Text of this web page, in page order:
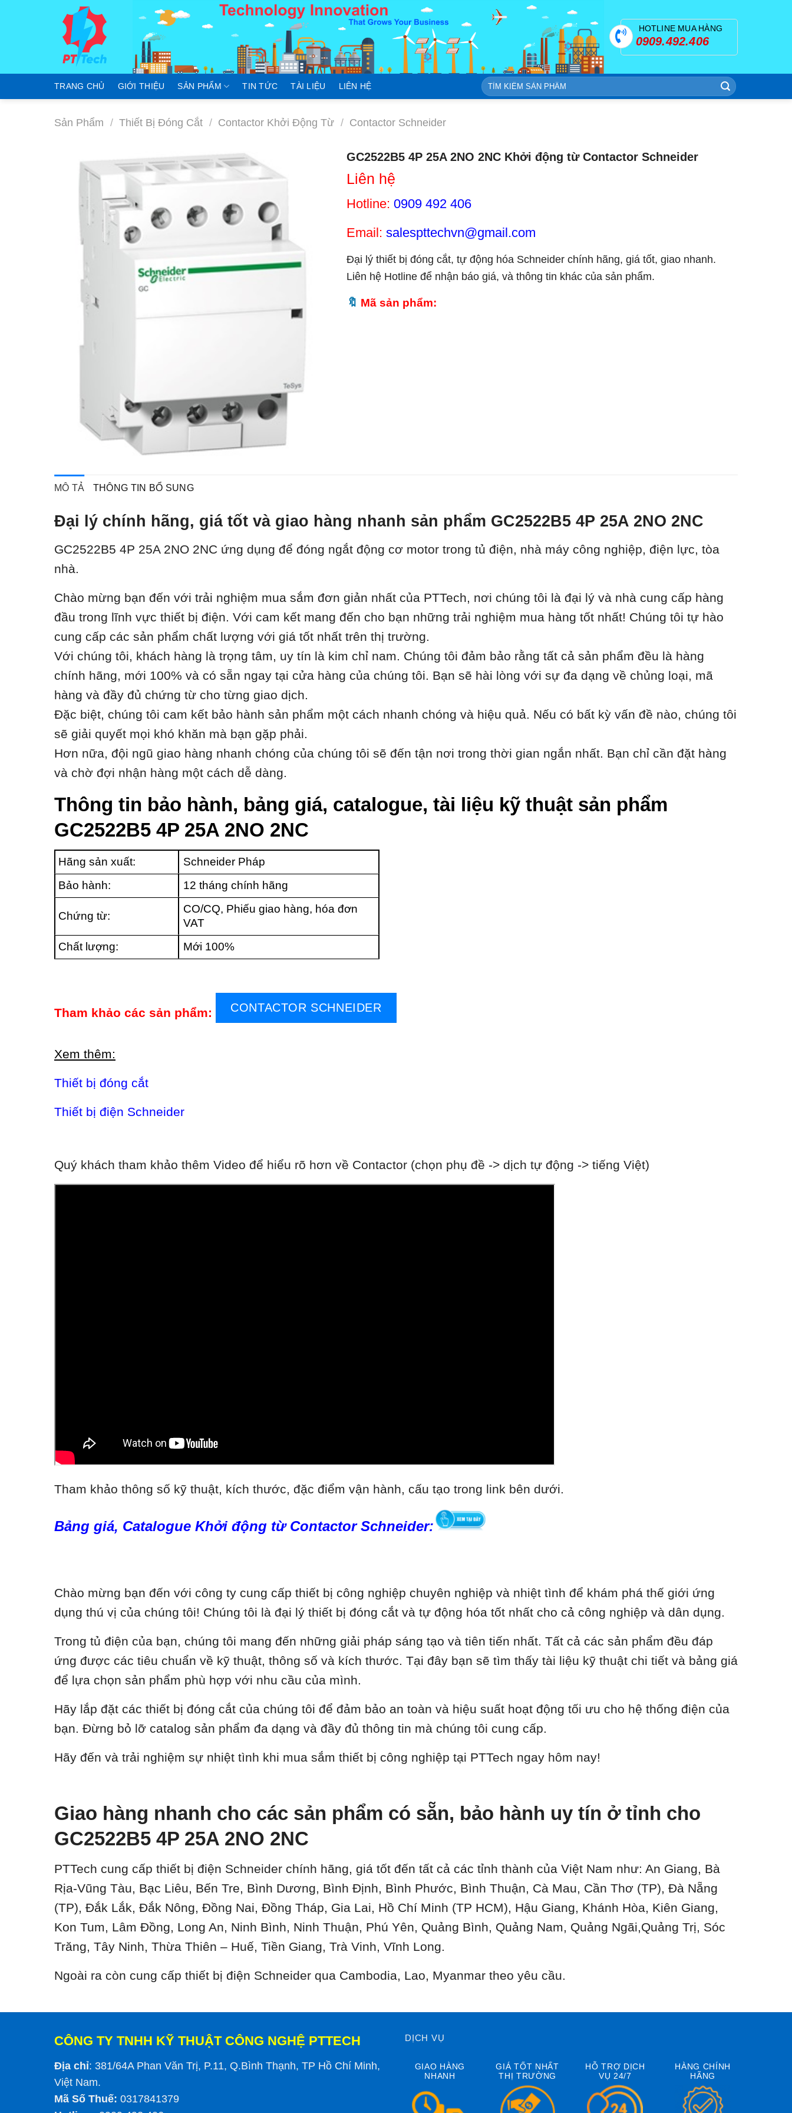
HOTLINE MUA HÀNG
0909.492.406
TRANG CHỦ GIỚI THIỆU SẢN PHẨM TIN TỨC TÀI LIỆU LIÊN HỆ
Tìm
kiếm:
Sản Phẩm / Thiết Bị Đóng Cắt / Contactor Khởi Động Từ / Contactor Schneider
GC2522B5 4P 25A 2NO 2NC Khởi động từ Contactor Schneider
Liên hệ
Hotline: 0909 492 406
Email: salespttechvn@gmail.com
Đại lý thiết bị đóng cắt, tự động hóa Schneider chính hãng, giá tốt, giao nhanh.
Liên hệ Hotline để nhận báo giá, và thông tin khác của sản phẩm.
Mã sản phẩm:
MÔ TẢ THÔNG TIN BỔ SUNG
Đại lý chính hãng, giá tốt và giao hàng nhanh sản phẩm GC2522B5 4P 25A 2NO 2NC
GC2522B5 4P 25A 2NO 2NC ứng dụng để đóng ngắt động cơ motor trong tủ điện, nhà máy công nghiệp, điện lực, tòa
nhà.
Chào mừng bạn đến với trải nghiệm mua sắm đơn giản nhất của PTTech, nơi chúng tôi là đại lý và nhà cung cấp hàng
đầu trong lĩnh vực thiết bị điện. Với cam kết mang đến cho bạn những trải nghiệm mua hàng tốt nhất! Chúng tôi tự hào
cung cấp các sản phẩm chất lượng với giá tốt nhất trên thị trường.
Với chúng tôi, khách hàng là trọng tâm, uy tín là kim chỉ nam. Chúng tôi đảm bảo rằng tất cả sản phẩm đều là hàng
chính hãng, mới 100% và có sẵn ngay tại cửa hàng của chúng tôi. Bạn sẽ hài lòng với sự đa dạng về chủng loại, mã
hàng và đầy đủ chứng từ cho từng giao dịch.
Đặc biệt, chúng tôi cam kết bảo hành sản phẩm một cách nhanh chóng và hiệu quả. Nếu có bất kỳ vấn đề nào, chúng tôi
sẽ giải quyết mọi khó khăn mà bạn gặp phải.
Hơn nữa, đội ngũ giao hàng nhanh chóng của chúng tôi sẽ đến tận nơi trong thời gian ngắn nhất. Bạn chỉ cần đặt hàng
và chờ đợi nhận hàng một cách dễ dàng.
Thông tin bảo hành, bảng giá, catalogue, tài liệu kỹ thuật sản phẩm
GC2522B5 4P 25A 2NO 2NC
Hãng sản xuất:
Schneider Pháp
Bảo hành:
12 tháng chính hãng
Chứng từ:
CO/CQ, Phiếu giao hàng, hóa đơn
VAT
Chất lượng:
Mới 100%
Tham khảo các sản phẩm: CONTACTOR SCHNEIDER
Xem thêm:
Thiết bị đóng cắt
Thiết bị điện Schneider
Quý khách tham khảo thêm Video để hiểu rõ hơn về Contactor (chọn phụ đề -> dịch tự động -> tiếng Việt)
Tham khảo thông số kỹ thuật, kích thước, đặc điểm vận hành, cấu tạo trong link bên dưới.
Bảng giá, Catalogue Khởi động từ Contactor Schneider:
Chào mừng bạn đến với công ty cung cấp thiết bị công nghiệp chuyên nghiệp và nhiệt tình để khám phá thế giới ứng
dụng thú vị của chúng tôi! Chúng tôi là đại lý thiết bị đóng cắt và tự động hóa tốt nhất cho cả công nghiệp và dân dụng.
Trong tủ điện của bạn, chúng tôi mang đến những giải pháp sáng tạo và tiên tiến nhất. Tất cả các sản phẩm đều đáp
ứng được các tiêu chuẩn về kỹ thuật, thông số và kích thước. Tại đây bạn sẽ tìm thấy tài liệu kỹ thuật chi tiết và bảng giá
để lựa chọn sản phẩm phù hợp với nhu cầu của mình.
Hãy lắp đặt các thiết bị đóng cắt của chúng tôi để đảm bảo an toàn và hiệu suất hoạt động tối ưu cho hệ thống điện của
bạn. Đừng bỏ lỡ catalog sản phẩm đa dạng và đầy đủ thông tin mà chúng tôi cung cấp.
Hãy đến và trải nghiệm sự nhiệt tình khi mua sắm thiết bị công nghiệp tại PTTech ngay hôm nay!
Giao hàng nhanh cho các sản phẩm có sẵn, bảo hành uy tín ở tỉnh cho
GC2522B5 4P 25A 2NO 2NC
PTTech cung cấp thiết bị điện Schneider chính hãng, giá tốt đến tất cả các tỉnh thành của Việt Nam như: An Giang, Bà
Rịa-Vũng Tàu, Bạc Liêu, Bến Tre, Bình Dương, Bình Định, Bình Phước, Bình Thuận, Cà Mau, Cần Thơ (TP), Đà Nẵng
(TP), Đắk Lắk, Đắk Nông, Đồng Nai, Đồng Tháp, Gia Lai, Hồ Chí Minh (TP HCM), Hậu Giang, Khánh Hòa, Kiên Giang,
Kon Tum, Lâm Đồng, Long An, Ninh Bình, Ninh Thuận, Phú Yên, Quảng Bình, Quảng Nam, Quảng Ngãi,Quảng Trị, Sóc
Trăng, Tây Ninh, Thừa Thiên – Huế, Tiền Giang, Trà Vinh, Vĩnh Long.
Ngoài ra còn cung cấp thiết bị điện Schneider qua Cambodia, Lao, Myanmar theo yêu cầu.
CÔNG TY TNHH KỸ THUẬT CÔNG NGHỆ PTTECH
Địa chỉ: 381/64A Phan Văn Trị, P.11, Q.Bình Thạnh, TP Hồ Chí Minh,
Việt Nam.
Mã Số Thuế: 0317841379
DỊCH VỤ
GIAO HÀNG
NHANH
GIÁ TỐT NHẤT
THỊ TRƯỜNG
HỖ TRỢ DỊCH
VỤ 24/7
HÀNG CHÍNH
HÃNG